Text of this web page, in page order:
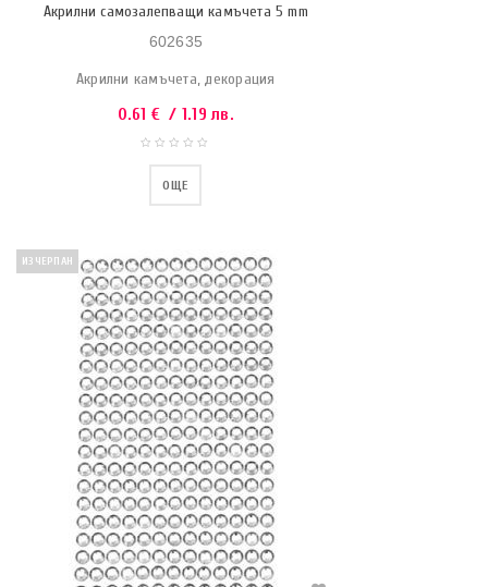
Акрилни самозалепващи камъчета 5 mm
602635
Акрилни камъчета, декорация
0.61 € / 1.19 лв.
ОЩЕ
ИЗЧЕРПАН